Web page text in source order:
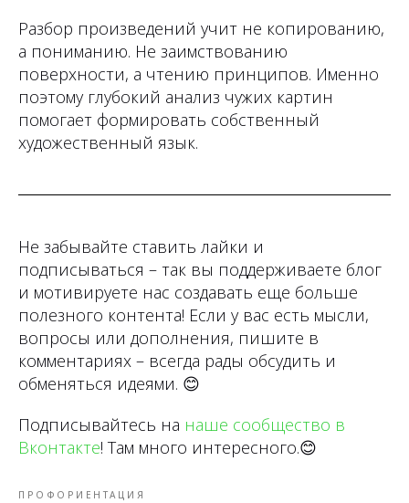
Разбор произведений учит не копированию,
а пониманию. Не заимствованию
поверхности, а чтению принципов. Именно
поэтому глубокий анализ чужих картин
помогает формировать собственный
художественный язык.
Не забывайте ставить лайки и
подписываться – так вы поддерживаете блог
и мотивируете нас создавать еще больше
полезного контента! Если у вас есть мысли,
вопросы или дополнения, пишите в
комментариях – всегда рады обсудить и
обменяться идеями. 😊
Подписывайтесь на наше сообщество в
Вконтакте! Там много интересного.😊
ПРОФОРИЕНТАЦИЯ